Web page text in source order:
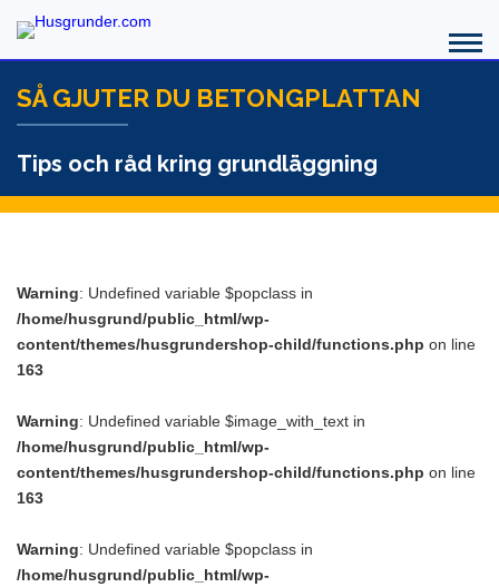
SÅ GJUTER DU BETONGPLATTAN
Tips och råd kring grundläggning
Warning: Undefined variable $popclass in
/home/husgrund/public_html/wp-
content/themes/husgrundershop-child/functions.php on line
163
Warning: Undefined variable $image_with_text in
/home/husgrund/public_html/wp-
content/themes/husgrundershop-child/functions.php on line
163
Warning: Undefined variable $popclass in
/home/husgrund/public_html/wp-